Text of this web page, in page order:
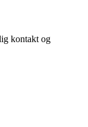
kontakt og